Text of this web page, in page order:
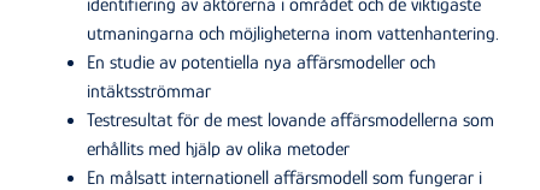
identifiering av aktörerna i området och de viktigaste
utmaningarna och möjligheterna inom vattenhantering.
En studie av potentiella nya affärsmodeller och
intäktsströmmar
Testresultat för de mest lovande affärsmodellerna som
erhållits med hjälp av olika metoder
En målsatt internationell affärsmodell som fungerar i